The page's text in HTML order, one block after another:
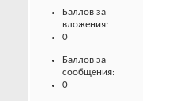
Баллов за
вложения:
0
Баллов за
сообщения:
0